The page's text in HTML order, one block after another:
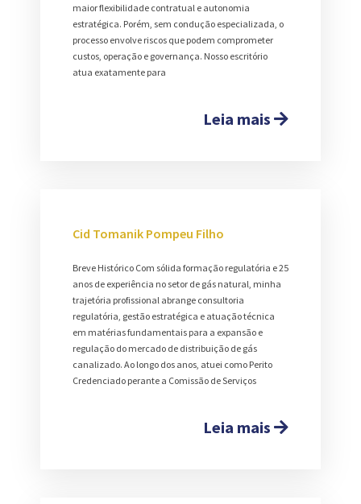
maior flexibilidade contratual e autonomia
estratégica. Porém, sem condução especializada, o
processo envolve riscos que podem comprometer
custos, operação e governança. Nosso escritório
atua exatamente para
Leia mais
Cid Tomanik Pompeu Filho
Breve Histórico Com sólida formação regulatória e 25
anos de experiência no setor de gás natural, minha
trajetória profissional abrange consultoria
regulatória, gestão estratégica e atuação técnica
em matérias fundamentais para a expansão e
regulação do mercado de distribuição de gás
canalizado. Ao longo dos anos, atuei como Perito
Credenciado perante a Comissão de Serviços
Leia mais